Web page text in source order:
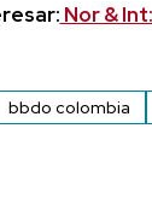
Nor &
bbdo colombia